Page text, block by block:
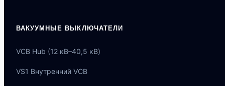
ВАКУУМНЫЕ ВЫКЛЮЧАТЕЛИ
VCB Hub (12 кВ–40,5 кВ)
VS1 Внутренний VCB